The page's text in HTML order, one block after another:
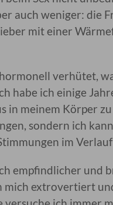
auch weniger: die
mit einer
verhütet,
habe ich einige
in meinem Körper
sondern ich
im
empfindlicher und
mich extrovertiert